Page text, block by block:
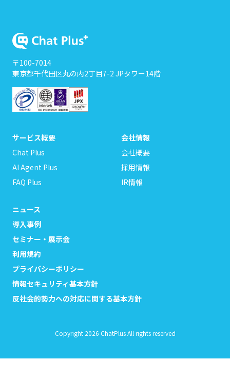
〒100-7014
東京都千代田区丸の内2丁目7-2 JPタワー14階
サービス概要
Chat Plus
AI Agent Plus
FAQ Plus
会社情報
会社概要
採用情報
IR情報
ニュース
導入事例
セミナー・展示会
利用規約
プライバシーポリシー
情報セキュリティ基本方針
反社会的勢力への対応に関する基本方針
Copyright 2026 ChatPlus All rights reserved